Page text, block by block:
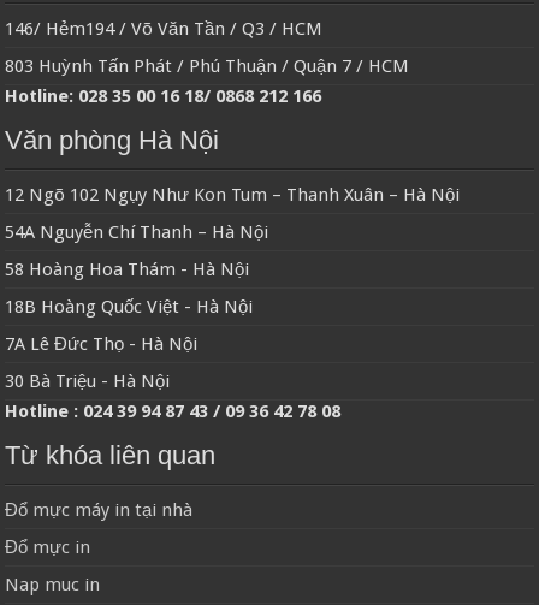
146/ Hẻm194 / Võ Văn Tần / Q3 / HCM
803 Huỳnh Tấn Phát / Phú Thuận / Quận 7 / HCM
Hotline: 028 35 00 16 18/ 0868 212 166
Văn phòng Hà Nội
12 Ngõ 102 Ngụy Như Kon Tum – Thanh Xuân – Hà Nội
54A Nguyễn Chí Thanh – Hà Nội
58 Hoàng Hoa Thám - Hà Nội
18B Hoàng Quốc Việt - Hà Nội
7A Lê Đức Thọ - Hà Nội
30 Bà Triệu - Hà Nội
Hotline : 024 39 94 87 43 / 09 36 42 78 08
Từ khóa liên quan
Đổ mực máy in tại nhà
Đổ mực in
Nap muc in